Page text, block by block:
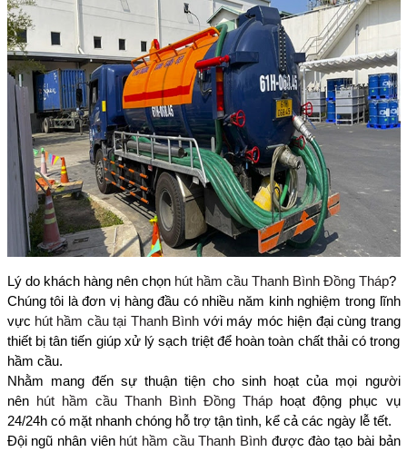
Lý do khách hàng nên chọn hút hầm cầu Thanh Bình Đồng Tháp?
Chúng tôi là đơn vị hàng đầu có nhiều năm kinh nghiệm trong lĩnh
vực hút hầm cầu tại Thanh Bình với máy móc hiện đại cùng trang
thiết bị tân tiến giúp xử lý sạch triệt để hoàn toàn chất thải có trong
hầm cầu.
Nhằm mang đến sự thuận tiện cho sinh hoạt của mọi người
nên hút hầm cầu Thanh Bình Đồng Tháp hoạt động phục vụ
24/24h có mặt nhanh chóng hỗ trợ tận tình, kể cả các ngày lễ tết.
Đội ngũ nhân viên hút hầm cầu Thanh Bình được đào tạo bài bản